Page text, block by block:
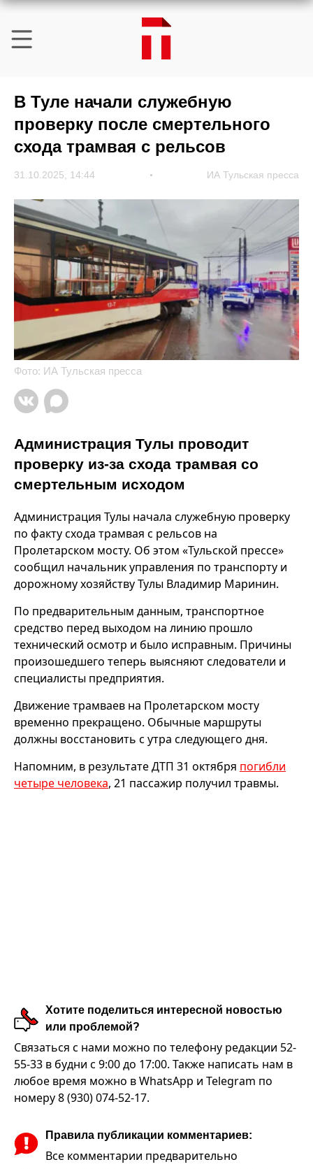
В Туле начали служебную
проверку после смертельного
схода трамвая с рельсов
31.10.2025, 14:44 ИА Тульская пресса
Фото: ИА Тульская пресса
Администрация Тулы проводит
проверку из-за схода трамвая со
смертельным исходом
Администрация Тулы начала служебную проверку
по факту схода трамвая с рельсов на
Пролетарском мосту. Об этом «Тульской прессе»
сообщил начальник управления по транспорту и
дорожному хозяйству Тулы Владимир Маринин.
По предварительным данным, транспортное
средство перед выходом на линию прошло
технический осмотр и было исправным. Причины
произошедшего теперь выясняют следователи и
специалисты предприятия.
Движение трамваев на Пролетарском мосту
временно прекращено. Обычные маршруты
должны восстановить с утра следующего дня.
Напомним, в результате ДТП 31 октября погибли
четыре человека, 21 пассажир получил травмы.
Хотите поделиться интересной новостью
или проблемой?
Связаться с нами можно по телефону редакции 52-
55-33 в будни с 9:00 до 17:00. Также написать нам в
любое время можно в WhatsApp и Telegram по
номеру 8 (930) 074-52-17.
Правила публикации комментариев:
Все комментарии предварительно